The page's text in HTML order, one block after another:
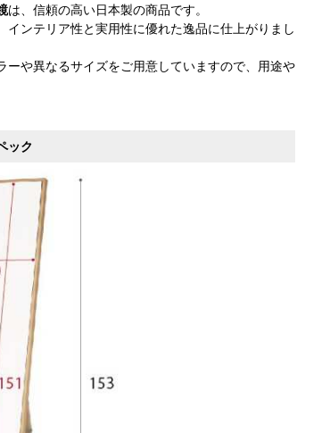
は、信頼の高い日本製の商品です。
ンテリア性と実用性に優れた逸品に仕上がりまし
や異なるサイズをご用意していますので、用途や
ック